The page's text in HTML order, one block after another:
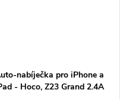
nabíječka pro iPhone a
- Hoco, Z23 Grand 2.4A